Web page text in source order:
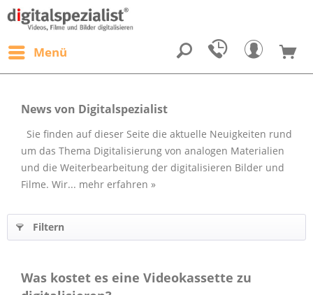
Menü
News von Digitalspezialist
Sie finden auf dieser Seite die aktuelle Neuigkeiten rund
um das Thema Digitalisierung von analogen Materialien
und die Weiterbearbeitung der digitalisieren Bilder und
Filme. Wir... mehr erfahren »
Filtern
Was kostet es eine Videokassette zu